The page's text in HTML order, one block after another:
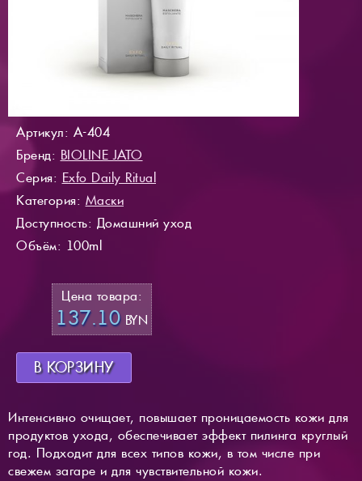
Артикул: A-404
Бренд: BIOLINE JATO
Серия: Exfo Daily Ritual
Категория: Маски
Доступность: Домашний уход
Объём: 100ml
Цена товара:
137.10BYN
В КОРЗИНУ
Интенсивно очищает, повышает проницаемость кожи для
продуктов ухода, обеспечивает эффект пилинга круглый
год. Подходит для всех типов кожи, в том числе при
свежем загаре и для чувствительной кожи.